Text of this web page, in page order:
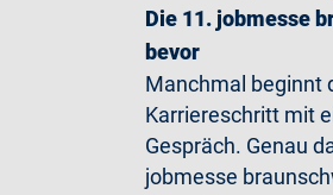
Die 11. jobmesse
bevor
Manchmal beginnt
Karriereschritt mit
Gespräch. Genau
jobmesse